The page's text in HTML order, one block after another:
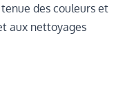
des couleurs et
aux nettoyages